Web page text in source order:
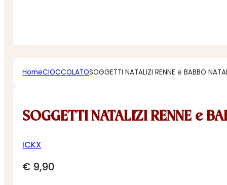
HomeCIOCCOLATOSOGGETTI NATALIZI RENNE e BABBO
SOGGETTI NATALIZI RENNE e
ICKX
€ 9,90